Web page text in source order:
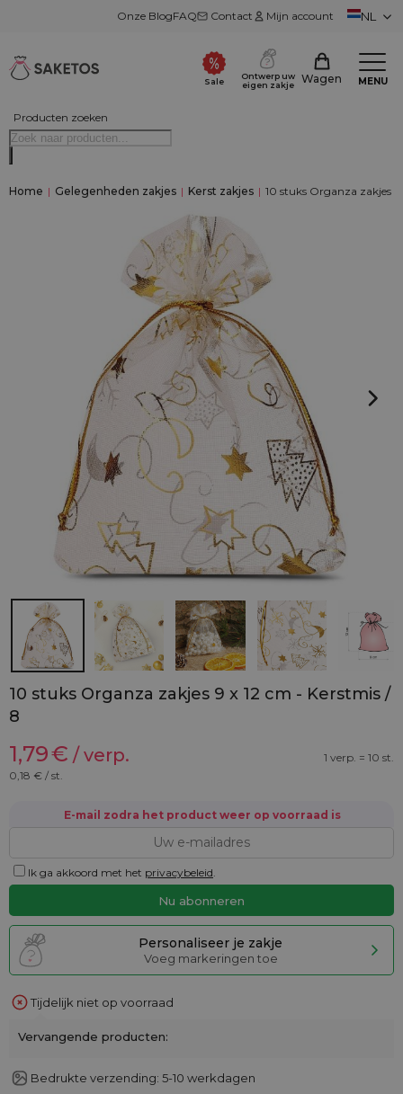
Onze BlogFAQ Contact Mijn account NL
Producten zoeken
Sale
Ontwerp uw
eigen zakje
Wagen MENU
Home | Gelegenheden zakjes | Kerst zakjes | 10 stuks Organza zakjes
10 stuks Organza zakjes 9 x 12 cm - Kerstmis /
8
1,79€ / verp.
1 verp. = 10 st.
0,18 € / st.
E-mail zodra het product weer op voorraad is
Ik ga akkoord met het privacybeleid.
Personaliseer je zakje
Voeg markeringen toe
Tijdelijk niet op voorraad
Vervangende producten:
Bedrukte verzending: 5-10 werkdagen